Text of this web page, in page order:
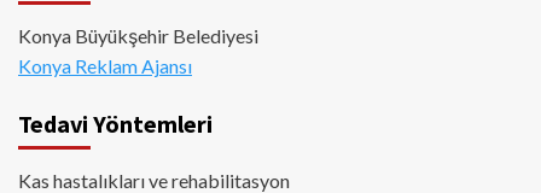
Konya Büyükşehir Belediyesi
Konya Reklam Ajansı
Tedavi Yöntemleri
Kas hastalıkları ve rehabilitasyon